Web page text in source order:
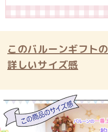
このバルーンギフトの
詳しいサイズ感